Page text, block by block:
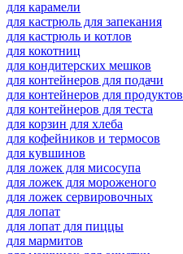
для карамели
для кастрюль для запекания
для кастрюль и котлов
для кокотниц
для кондитерских мешков
для контейнеров для подачи
для контейнеров для продуктов
для контейнеров для теста
для корзин для хлеба
для кофейников и термосов
для кувшинов
для ложек для мисосупа
для ложек для мороженого
для ложек сервировочных
для лопат
для лопат для пиццы
для мармитов